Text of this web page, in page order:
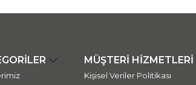
MÜŞTERİ HİZMETLERİ
Kişisel Veriler Politikası